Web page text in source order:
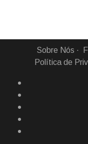
Sobre Nós
Política de